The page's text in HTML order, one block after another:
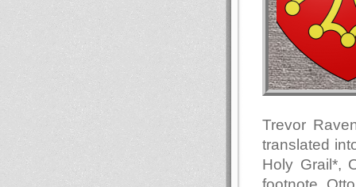
Trevor
translated
Holy Grail*,